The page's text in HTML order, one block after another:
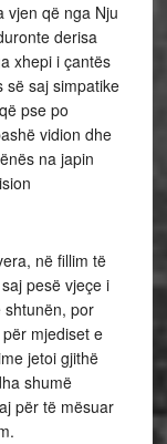
vjen që nga Nju
derisa
xhepi i çantës
së saj simpatike
pse po
vidion dhe
na japin
në fillim të
pesë vjeçe i
shtunën, por
mjediset e
jetoi gjithë
shumë
për të mësuar